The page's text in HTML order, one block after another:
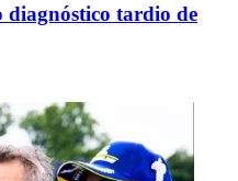
diagnóstico tardio de